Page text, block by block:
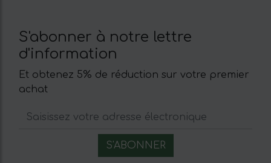
S'abonner à notre lettre
d'information
Et obtenez 5% de réduction sur votre premier
achat